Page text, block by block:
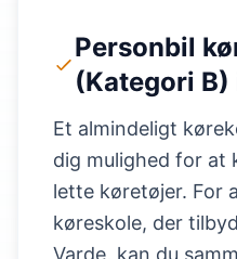
Personbil
(Kategori B)
Et almindeligt
dig mulighed for at
lette køretøjer. For
køreskole, der
Varde, kan du